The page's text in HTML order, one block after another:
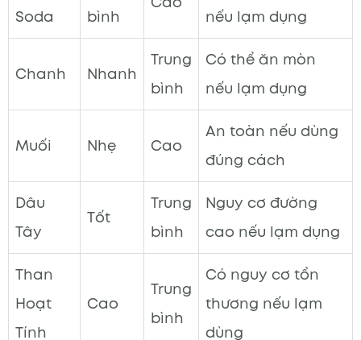
Soda
bình
nếu lạm dụng
Chanh Nhanh
Trung
bình
Có thể ăn mòn
nếu lạm dụng
Muối Nhẹ Cao
An toàn nếu dùng
đúng cách
Dâu
Tây
Tốt
Trung
bình
Nguy cơ đường
cao nếu lạm dụng
Than
Hoạt
Tính
Cao
Trung
bình
Có nguy cơ tổn
thương nếu lạm
dùng